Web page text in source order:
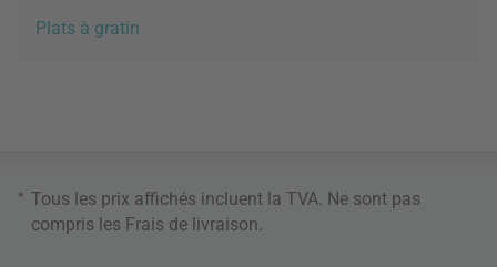
Plats à gratin
* Tous les prix affichés incluent la TVA. Ne sont pas
compris les Frais de livraison.